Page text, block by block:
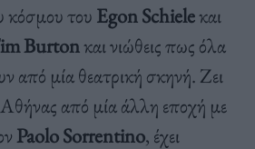
κόσμου τουEgon Schieleκαι
Burtonκαι νιώθεις πως όλα
από μία θεατρική σκηνή. Ζει
Αθήνας από μία άλλη εποχή με
Paolo Sorrentino, έχει